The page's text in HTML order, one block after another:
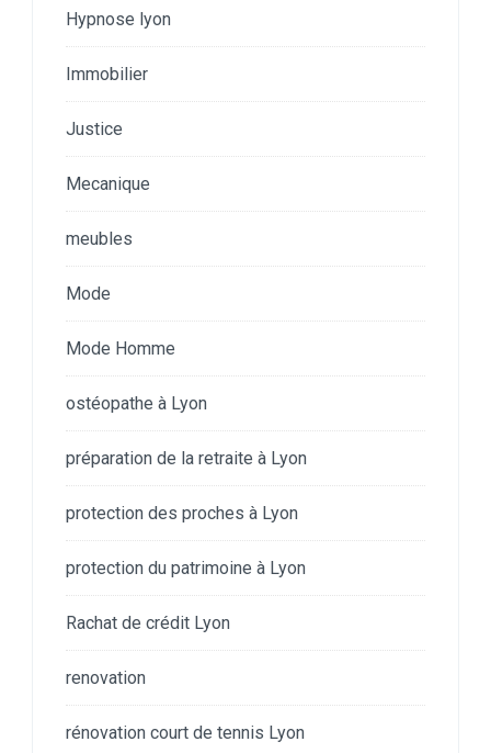
Hypnose lyon
Immobilier
Justice
Mecanique
meubles
Mode
Mode Homme
ostéopathe à Lyon
préparation de la retraite à Lyon
protection des proches à Lyon
protection du patrimoine à Lyon
Rachat de crédit Lyon
renovation
rénovation court de tennis Lyon